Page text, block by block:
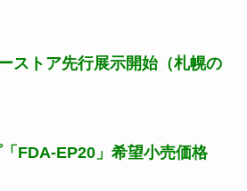
ストア先行展示開始（札幌の
FDA-EP20」希望小売価格